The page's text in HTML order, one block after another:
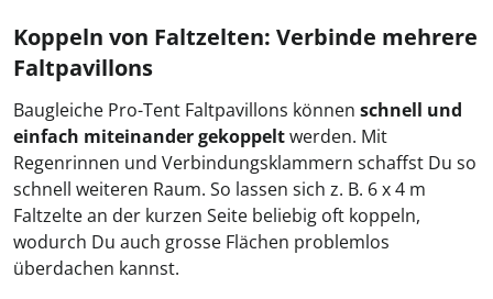
Koppeln von Faltzelten: Verbinde mehrere
Faltpavillons
Baugleiche Pro-Tent Faltpavillons können schnell und
einfach miteinander gekoppeltwerden. Mit
Regenrinnen und Verbindungsklammern schaffst Du so
schnell weiteren Raum. So lassen sich z. B. 6 x 4 m
Faltzelte an der kurzen Seite beliebig oft koppeln,
wodurch Du auch grosse Flächen problemlos
überdachen kannst.